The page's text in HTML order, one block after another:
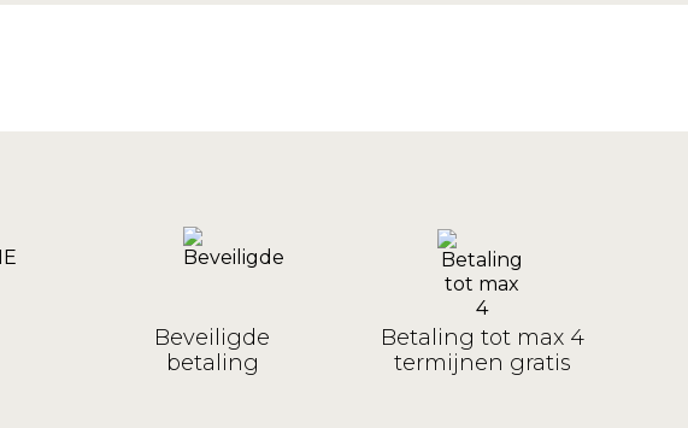
Beveiligde
betaling
Betaling tot max 4
termijnen gratis